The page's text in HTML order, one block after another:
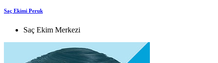
Saç Ekimi Peruk
Saç Ekim Merkezi